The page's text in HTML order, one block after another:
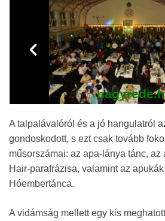
A talpalávalóról és a jó hangulatról
gondoskodott, s ezt csak tovább
műsorszámai: az apa-lánya tánc,
Hair-parafrázisa, valamint az
Hóembertánca.
A vidámság mellett egy kis